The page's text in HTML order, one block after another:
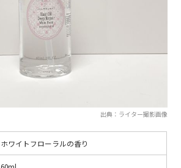
出典：ライター撮影画像
ホワイトフローラルの香り